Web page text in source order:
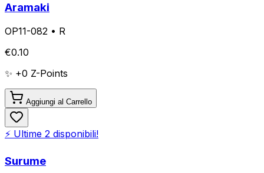
Aramaki
OP11-082 • R
€0.10
✨ +0 Z-Points
Aggiungi al Carrello
⚡ Ultime 2 disponibili!
Surume